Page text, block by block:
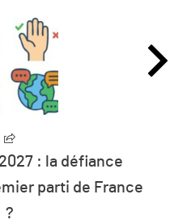
: la défiance
parti de France
?